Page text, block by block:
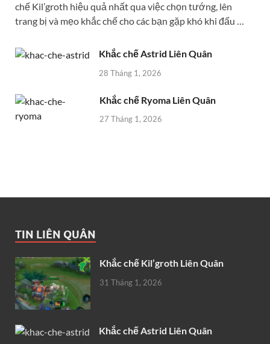
chế Kil’groth hiệu quả nhất qua việc chọn tướng, lên
trang bị và mẹo khắc chế cho các bạn gặp khó khi đấu …
Khắc chế Astrid Liên Quân
28 Tháng 1, 2026
Khắc chế Ryoma Liên Quân
27 Tháng 1, 2026
TIN LIÊN QUÂN
Khắc chế Kil’groth Liên Quân
31 Tháng 1, 2026
Khắc chế Astrid Liên Quân